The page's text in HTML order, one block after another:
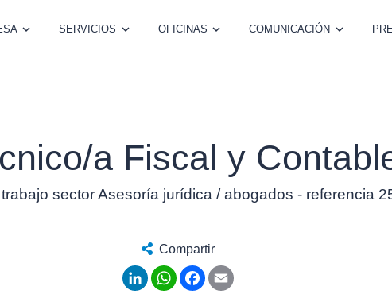
SERVICIOS OFICINAS COMUNICACIÓN
a Fiscal y
sector Asesoría jurídica / abogados - referencia
Compartir
LinkedInWhatsApp
Facebook